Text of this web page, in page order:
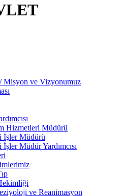
Misyon ve Vizyonumuz
Hizmetleri Müdürü
İşler Müdürü
Müdür Yardımcısı
ve Reanimasyon